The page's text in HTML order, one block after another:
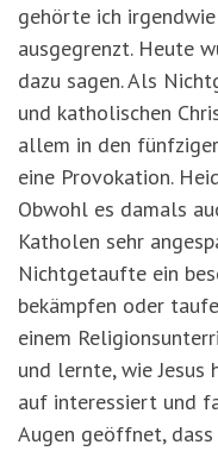
gehörte ich
ausgegrenzt. Heute
dazu sagen. Als
und katholischen
allem in den
eine Provokation.
Obwohl es damals
Katholen sehr
Nichtgetaufte ein
bekämpfen oder
einem
und lernte, wie Jesus
auf interessiert und
Augen geöffnet, dass